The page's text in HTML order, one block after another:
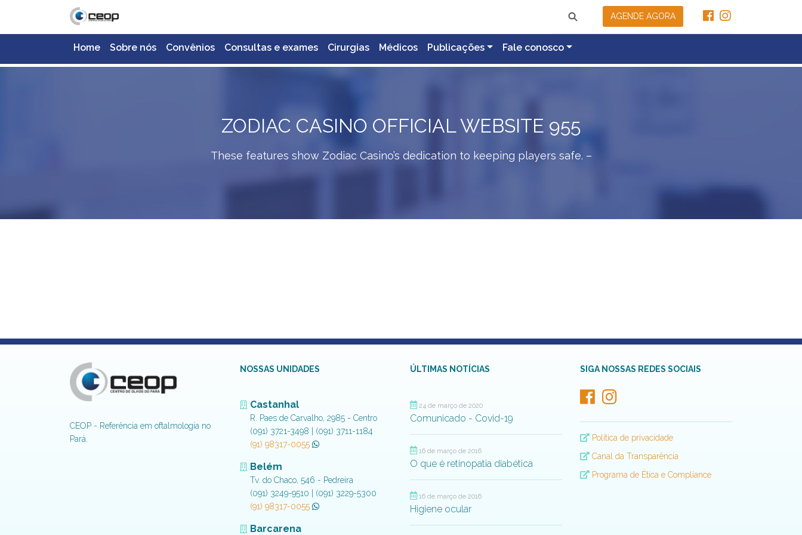
AGENDE AGORA
Home Sobre nós Convênios Consultas e exames Cirurgias Médicos Publicações Fale conosco
ZODIAC CASINO OFFICIAL WEBSITE 955
These features show Zodiac Casino’s dedication to keeping players safe. –
CEOP - Referência em oftalmologia no
Pará.
NOSSAS UNIDADES
Castanhal
R. Paes de Carvalho, 2985 - Centro
(091) 3721-3498 | (091) 3711-1184
(91) 98317-0055
Belém
Tv. do Chaco, 546 - Pedreira
(091) 3249-9510 | (091) 3229-5300
(91) 98317-0055
Barcarena
ÚLTIMAS NOTÍCIAS
24 de março de 2020
Comunicado - Covid-19
16 de março de 2016
O que é retinopatia diabética
16 de março de 2016
Higiene ocular
SIGA NOSSAS REDES SOCIAIS
Política de privacidade
Canal da Transparência
Programa de Ética e Compliance